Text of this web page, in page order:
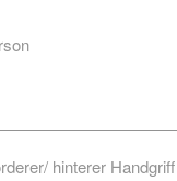
hinterer Handgriff